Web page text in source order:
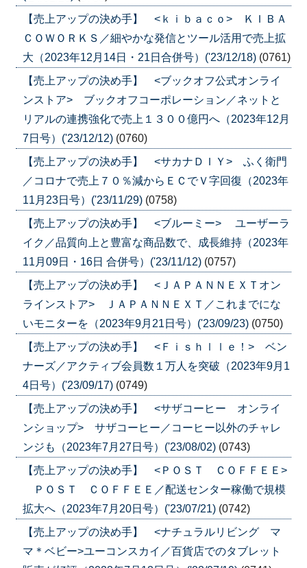
【売上アップの決め手】 <ｋｉｂａｃｏ> ＫＩＢＡ
ＣＯＷＯＲＫＳ／細やかな発信とツール活用で売上拡
大（2023年12月14日・21日合併号）('23/12/18) (0761)
【売上アップの決め手】 <ブックオフ公式オンライ
ンストア> ブックオフコーポレーション／ネットと
リアルの連携強化で売上１３００億円へ（2023年12月
7日号）('23/12/12) (0760)
【売上アップの決め手】 <サカナＤＩＹ> ふく衛門
／コロナで売上７０％減からＥＣでＶ字回復（2023年
11月23日号）('23/11/29) (0758)
【売上アップの決め手】 <ブルーミー> ユーザーラ
イク／品質向上と豊富な商品数で、成長維持（2023年
11月09日・16日 合併号）('23/11/12) (0757)
【売上アップの決め手】 <ＪＡＰＡＮＮＥＸＴオン
ラインストア> ＪＡＰＡＮＮＥＸＴ／これまでにな
いモニターを（2023年9月21日号）('23/09/23) (0750)
【売上アップの決め手】 <Ｆｉｓｈｌｌｅ！> ベン
ナーズ／アクティブ会員数１万人を突破（2023年9月1
4日号）('23/09/17) (0749)
【売上アップの決め手】 <サザコーヒー オンライ
ンショップ> サザコーヒー／コーヒー以外のチャレ
ンジも（2023年7月27日号）('23/08/02) (0743)
【売上アップの決め手】 <ＰＯＳＴ ＣＯＦＦＥＥ>
ＰＯＳＴ ＣＯＦＦＥＥ／配送センター稼働で規模
拡大へ（2023年7月20日号）('23/07/21) (0742)
【売上アップの決め手】 <ナチュラルリビング マ
マ＊ベビー>ユーコンスカイ／百貨店でのタブレット